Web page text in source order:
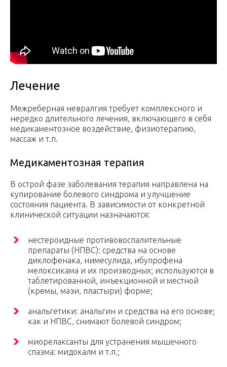
Лечение
Межреберная невралгия требует комплексного и
нередко длительного лечения, включающего в себя
медикаментозное воздействие, физиотерапию,
массаж и т.п.
Медикаментозная терапия
В острой фазе заболевания терапия направлена на
купирование болевого синдрома и улучшение
состояния пациента. В зависимости от конкретной
клинической ситуации назначаются:
нестероидные противовоспалительные
препараты (НПВС): средства на основе
диклофенака, нимесулида, ибупрофена
мелоксикама и их производных; используются в
таблетированной, инъекционной и местной
(кремы, мази, пластыри) форме;
анальгетики: анальгин и средства на его основе;
как и НПВС, снимают болевой синдром;
миорелаксанты для устранения мышечного
спазма: мидокалм и т.п.;